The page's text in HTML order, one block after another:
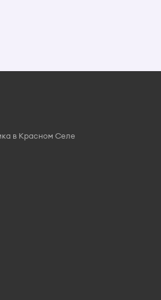
в Красном Селе